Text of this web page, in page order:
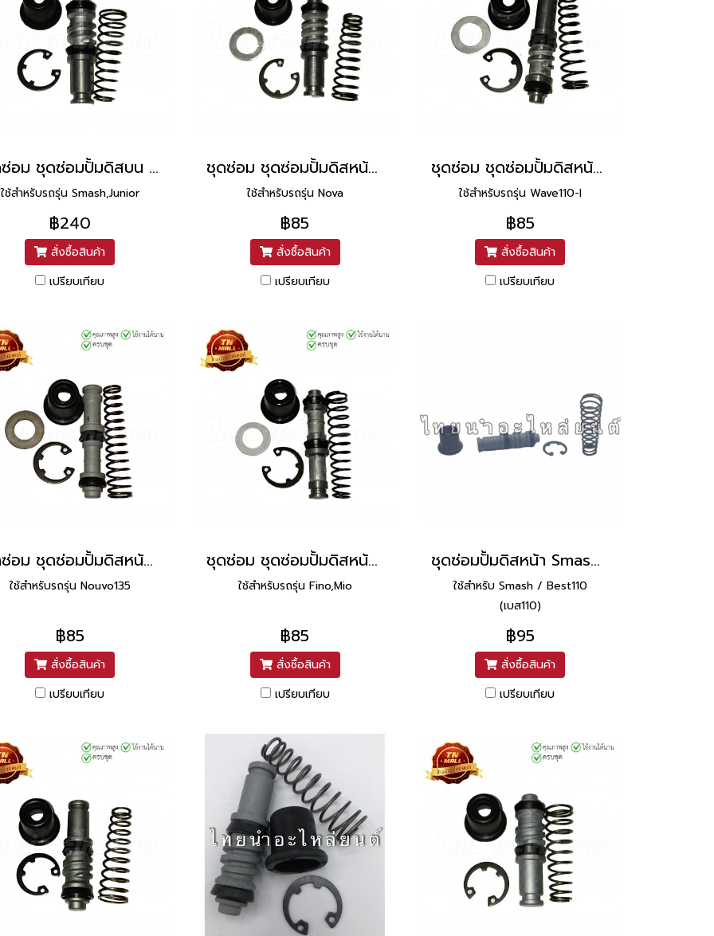
ชุดซ่อม ชุดซ่อมปั้มดิสบน Smash,Junior แท้ศูนย์ ยี่ห้อ Suzuki
ใช้สำหรับรถรุ่น Smash,Junior
฿240
สั่งซื้อสินค้า
เปรียบเทียบ
ชุดซ่อม ชุดซ่อมปั้มดิสหน้า Nova ยี่ห้อ Honda
ใช้สำหรับรถรุ่น Nova
฿85
สั่งซื้อสินค้า
เปรียบเทียบ
ชุดซ่อม ชุดซ่อมปั้มดิสหน้า Wave110-I ยี่ห้อ HONDA
ใช้สำหรับรถรุ่น Wave110-I
฿85
สั่งซื้อสินค้า
เปรียบเทียบ
ชุดซ่อม ชุดซ่อมปั้มดิสหน้า Nouvo135 ยี่ห้อ Washi
ใช้สำหรับรถรุ่น Nouvo135
฿85
สั่งซื้อสินค้า
เปรียบเทียบ
ชุดซ่อม ชุดซ่อมปั้มดิสหน้า Fino,Mio ยี่ห้อ Yamaha
ใช้สำหรับรถรุ่น Fino,Mio
฿85
สั่งซื้อสินค้า
เปรียบเทียบ
ชุดซ่อมปั้มดิสหน้า Smash / Best ยี่ห้อ Washi
ใช้สำหรับ Smash / Best110
(เบส110)
฿95
สั่งซื้อสินค้า
เปรียบเทียบ